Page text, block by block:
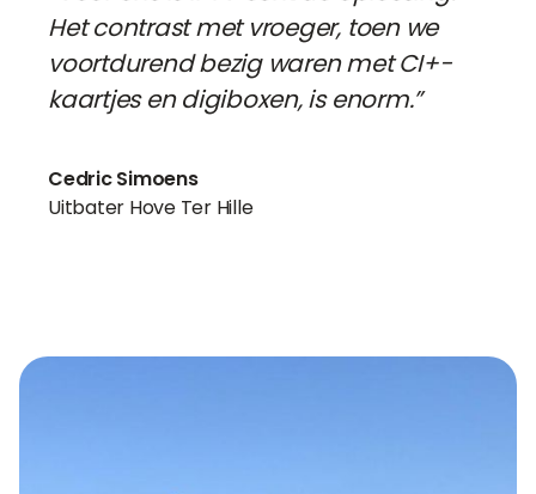
Het contrast met vroeger, toen we
voortdurend bezig waren met CI+-
kaartjes en digiboxen, is enorm.”
Cedric Simoens
Uitbater Hove Ter Hille